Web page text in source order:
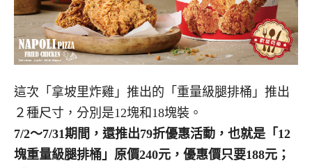
這次「拿坡里炸雞」推出的「重量級腿排桶」推出
２種尺寸，分別是12塊和18塊裝。
7/2～7/31期間，還推出79折優惠活動，也就是「12
塊重量級腿排桶」原價240元，優惠價只要188元；